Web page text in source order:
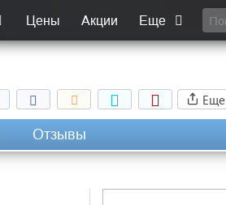
Цены Акции Еще
Еще
Отзывы